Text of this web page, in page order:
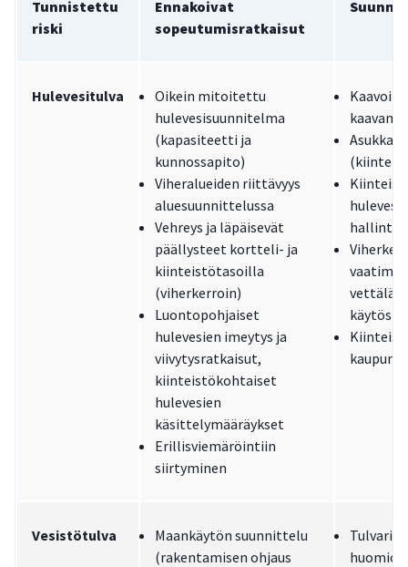
Tunnistettu
riski
Ennakoivat
sopeutumisratkaisut
Hulevesitulva
Oikein mitoitettu
hulevesisuunnitelma
(kapasiteetti ja
kunnossapito)
Viheralueiden riittävyys
aluesuunnittelussa
Vehreys ja läpäisevät
päällysteet kortteli- ja
kiinteistötasoilla
(viherkerroin)
Luontopohjaiset
hulevesien imeytys ja
viivytysratkaisut,
kiinteistökohtaiset
hulevesien
käsittelymääräykset
Erillisviemäröintiin
siirtyminen
käytöstä
Vesistötulva
Maankäytön suunnittelu
(rakentamisen ohjaus